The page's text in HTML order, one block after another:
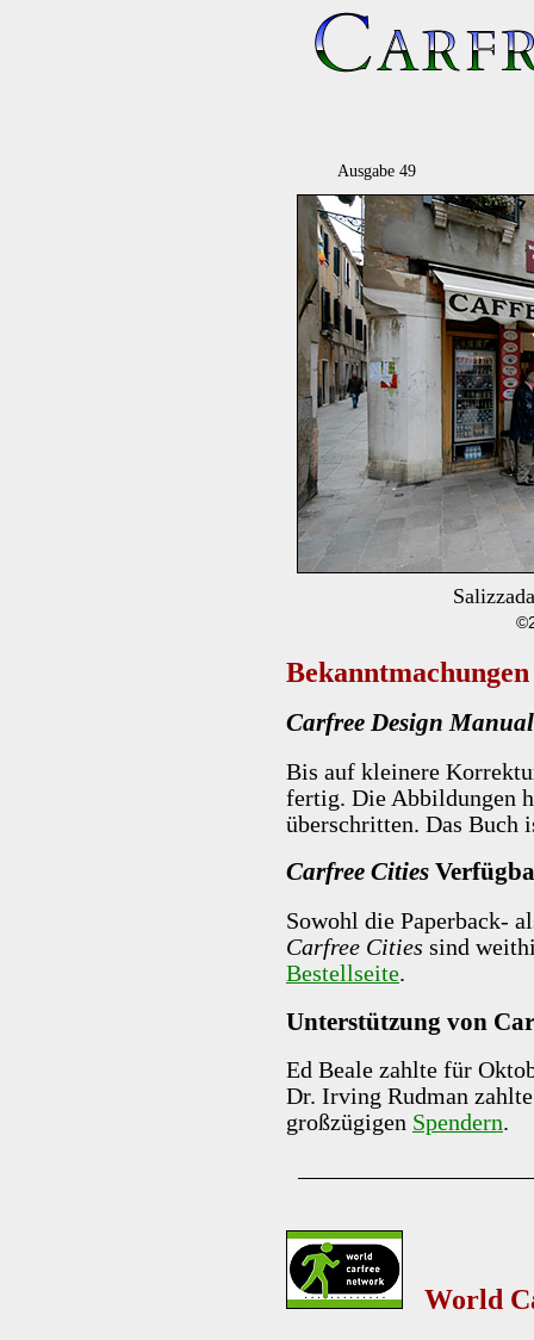
Ausgabe 49
Bekanntmachungen
Carfree Design Manual
Bis auf kleinere
fertig. Die Abbildungen
überschritten. Das
Carfree Cities
Sowohl die Paperback-
Carfree Cities sind
Bestellseite.
Unterstützung von
Ed Beale zahlte für
Dr. Irving Rudman
großzügigen Spendern.
World